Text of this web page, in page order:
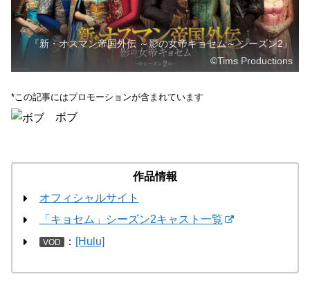
『新・オスマン帝国外伝 ～影の女帝キョセム～ シーズン2』
©Tims Productions
*この記事にはプロモーションが含まれています
ボブ
作品情報
オフィシャルサイト
「キョセム」シーズン2キャスト一覧
VOD ： [Hulu]